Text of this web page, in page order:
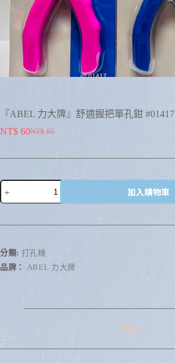
『ABEL 力大牌』舒適握把單孔鉗 #01417
NT$ 85
NT$ 60
加入購物車
r
n
a
分類: 打孔機
品牌： ABEL 力大牌
描述